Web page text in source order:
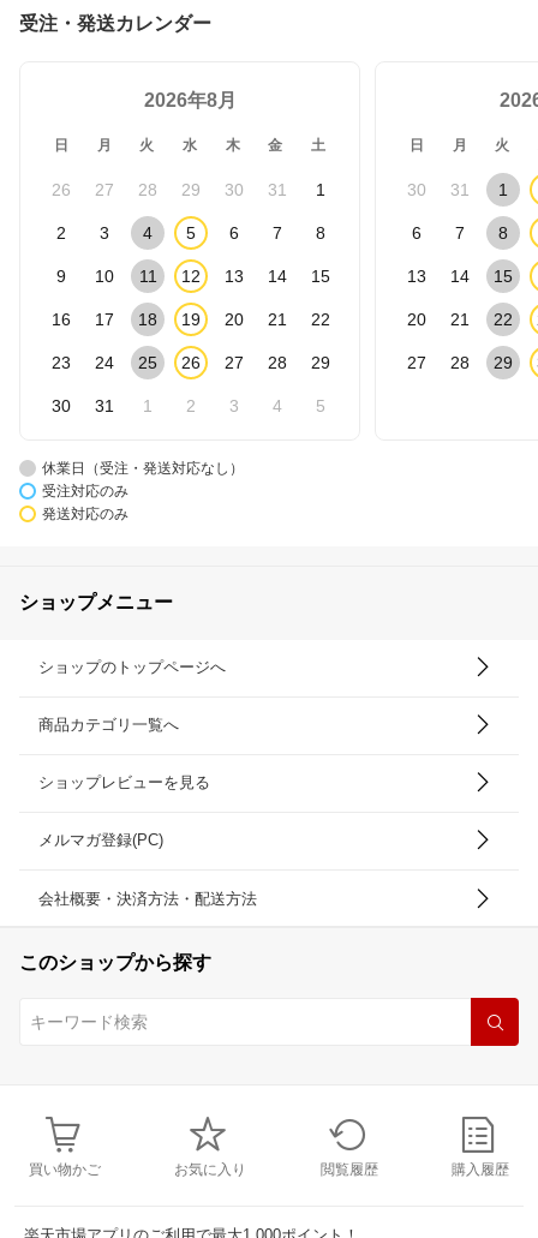
受注・発送カレンダー
2026年8月
日 月 火 水 木 金 土
26 27 28 29 30 31 1
2 3 4 5 6 7 8
9 10 11 12 13 14 15
16 17 18 19 20 21 22
23 24 25 26 27 28 29
30 31 1 2 3 4 5
日 月 火
30 31 1
6 7 8
13 14 15
20 21 22
27 28 29
休業日（受注・発送対応なし）
受注対応のみ
発送対応のみ
ショップメニュー
ショップのトップページへ
商品カテゴリ一覧へ
ショップレビューを見る
メルマガ登録(PC)
会社概要・決済方法・配送方法
このショップから探す
買い物かご お気に入り 閲覧履歴 購入履歴